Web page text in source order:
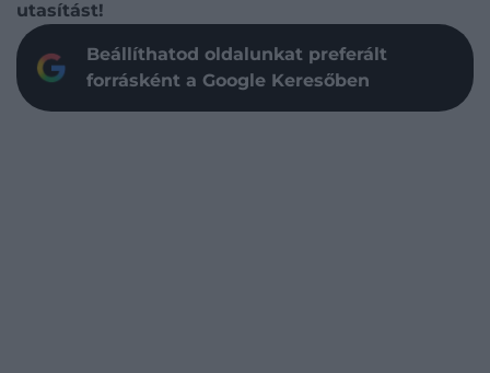
utasítást!
Beállíthatod oldalunkat preferált
forrásként a Google Keresőben